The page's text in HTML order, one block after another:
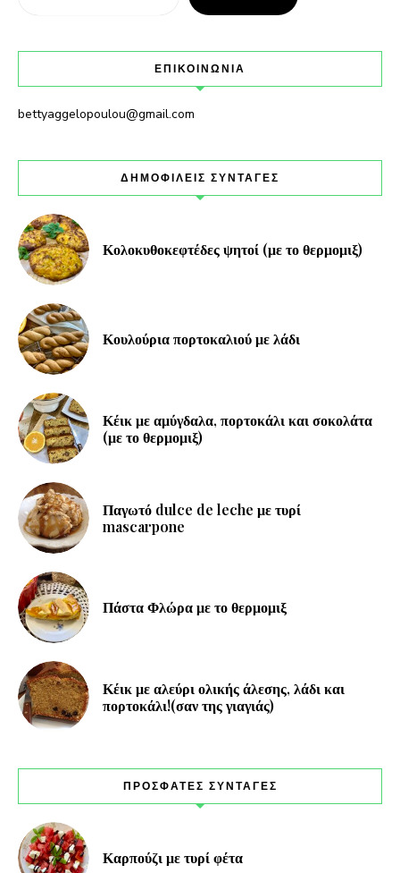
ΕΠΙΚΟΙΝΩΝΙΑ
bettyaggelopoulou@gmail.com
ΔΗΜΟΦΙΛΕΙΣ ΣΥΝΤΑΓΕΣ
Κολοκυθοκεφτέδες ψητοί (με το θερμομιξ)
Κουλούρια πορτοκαλιού με λάδι
Κέικ με αμύγδαλα, πορτοκάλι και σοκολάτα
(με το θερμομιξ)
Παγωτό dulce de leche με τυρί
mascarpone
Πάστα Φλώρα με το θερμομιξ
Κέικ με αλεύρι ολικής άλεσης, λάδι και
πορτοκάλι!(σαν της γιαγιάς)
ΠΡΟΣΦΑΤΕΣ ΣΥΝΤΑΓΕΣ
Καρπούζι με τυρί φέτα